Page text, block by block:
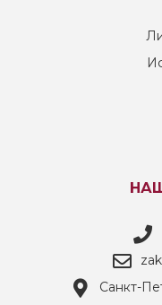
Санкт-